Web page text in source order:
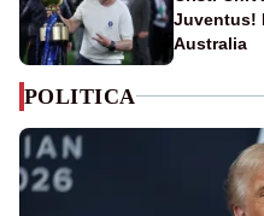
Juventus!
Australia
POLITICA